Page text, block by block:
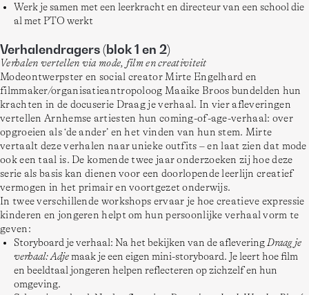
Werk je samen met een leerkracht en directeur van een school die
al met PTO werkt
Verhalendragers (blok 1 en 2)
Verhalen vertellen via mode, film en creativiteit
Modeontwerpster en social creator Mirte Engelhard en
filmmaker/organisatieantropoloog Maaike Broos bundelden hun
krachten in de docuserie Draag je verhaal. In vier afleveringen
vertellen Arnhemse artiesten hun coming-of-age-verhaal: over
opgroeien als ‘de ander’ en het vinden van hun stem. Mirte
vertaalt deze verhalen naar unieke outfits – en laat zien dat mode
ook een taal is. De komende twee jaar onderzoeken zij hoe deze
serie als basis kan dienen voor een doorlopende leerlijn creatief
vermogen in het primair en voortgezet onderwijs.
In twee verschillende workshops ervaar je hoe creatieve expressie
kinderen en jongeren helpt om hun persoonlijke verhaal vorm te
geven:
Storyboard je verhaal: Na het bekijken van de afleveringDraag je
verhaal: Adjemaak je een eigen mini-storyboard. Je leert hoe film
en beeldtaal jongeren helpen reflecteren op zichzelf en hun
omgeving.